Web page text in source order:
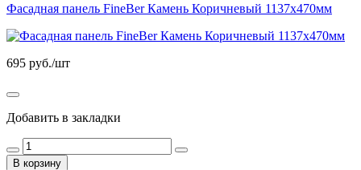
Фасадная панель FineBer Камень Коричневый 1137х470мм
695 руб./шт
Добавить в закладки
В корзину